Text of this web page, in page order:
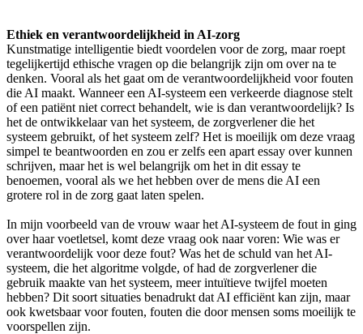
Ethiek en verantwoordelijkheid in AI-zorg
Kunstmatige intelligentie biedt voordelen voor de zorg, maar roept
tegelijkertijd ethische vragen op die belangrijk zijn om over na te
denken. Vooral als het gaat om de verantwoordelijkheid voor fouten
die AI maakt. Wanneer een AI-systeem een verkeerde diagnose stelt
of een patiënt niet correct behandelt, wie is dan verantwoordelijk? Is
het de ontwikkelaar van het systeem, de zorgverlener die het
systeem gebruikt, of het systeem zelf? Het is moeilijk om deze vraag
simpel te beantwoorden en zou er zelfs een apart essay over kunnen
schrijven, maar het is wel belangrijk om het in dit essay te
benoemen, vooral als we het hebben over de mens die AI een
grotere rol in de zorg gaat laten spelen.
In mijn voorbeeld van de vrouw waar het AI-systeem de fout in ging
over haar voetletsel, komt deze vraag ook naar voren: Wie was er
verantwoordelijk voor deze fout? Was het de schuld van het AI-
systeem, die het algoritme volgde, of had de zorgverlener die
gebruik maakte van het systeem, meer intuïtieve twijfel moeten
hebben? Dit soort situaties benadrukt dat AI efficiënt kan zijn, maar
ook kwetsbaar voor fouten, fouten die door mensen soms moeilijk te
voorspellen zijn.